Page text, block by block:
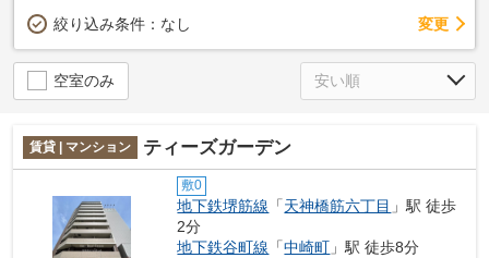
絞り込み条件： なし 変更
空室のみ
賃貸 | マンション ティーズガーデン
敷0
地下鉄堺筋線 「天神橋筋六丁目 」駅 徒歩
2分
地下鉄谷町線 「中崎町 」駅 徒歩8分